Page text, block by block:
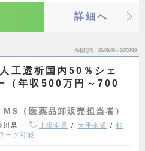
詳細へ
掲載期間 26/08/06～26/08/19
工透析国内50％シェ
（年収500万円～700
（医薬品卸販売担当者）
川県 上場企業 大手企業
転
ーク可能